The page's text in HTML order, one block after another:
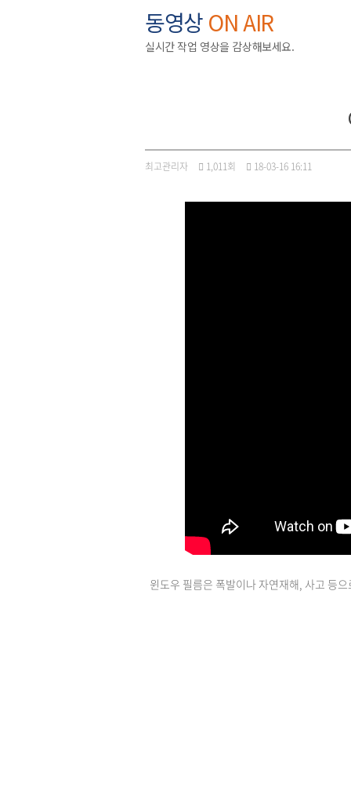
동영상 ON AIR
실시간 작업 영상을 감상해보세요.
최고관리자 1,011회 18-03-16 16:11
윈도우 필름은 폭발이나 자연재해, 사고 등